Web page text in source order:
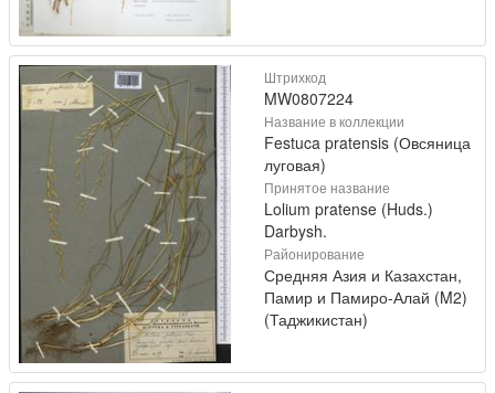
Штрихкод
MW0807224
Название в коллекции
Festuca pratensis (Овсяница
луговая)
Принятое название
Lolium pratense (Huds.)
Darbysh.
Районирование
Средняя Азия и Казахстан,
Памир и Памиро-Алай (M2)
(Таджикистан)